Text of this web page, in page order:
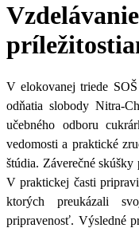
V elokovanej triede
odňatia slobody Nitra-
učebného odboru
vedomosti a praktické
štúdia. Záverečné
V praktickej časti
ktorých preukázali
pripravenosť. Výsledné